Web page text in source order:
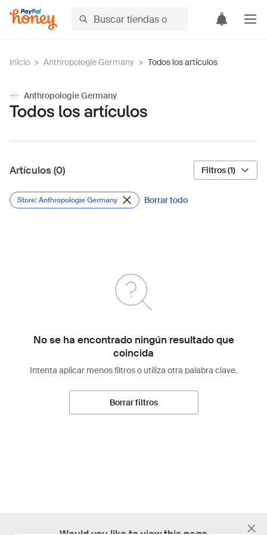
Inicio > Anthropologie Germany > Todos los artículos
Anthropologie Germany
Todos los artículos
Artículos (0) Filtros (1)
Store: Anthropologie Germany Borrar todo
No se ha encontrado ningún resultado que
coincida
Intenta aplicar menos filtros o utiliza otra palabra clave.
Borrar filtros